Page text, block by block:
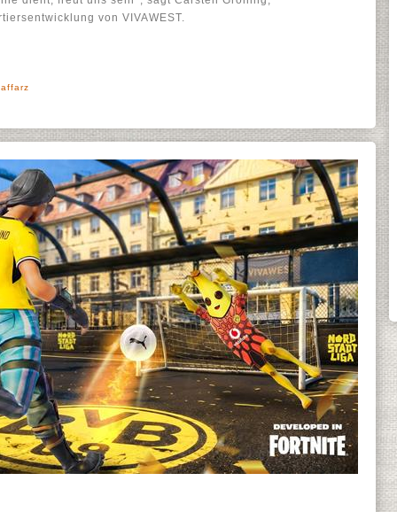
von VIVAWEST.